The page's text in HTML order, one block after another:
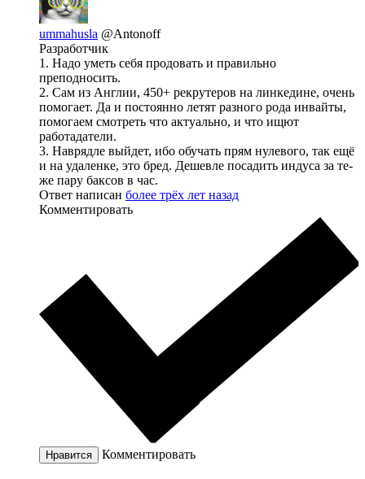
ummahusla @Antonoff
Разработчик
1. Надо уметь себя продовать и правильно
преподносить.
2. Сам из Англии, 450+ рекрутеров на линкедине, очень
помогает. Да и постоянно летят разного рода инвайты,
помогаем смотреть что актуально, и что ищют
работадатели.
3. Наврядле выйдет, ибо обучать прям нулевого, так ещё
и на удаленке, это бред. Дешевле посадить индуса за те-
же пару баксов в час.
Ответ написан более трёх лет назад
Комментировать
Нравится Комментировать